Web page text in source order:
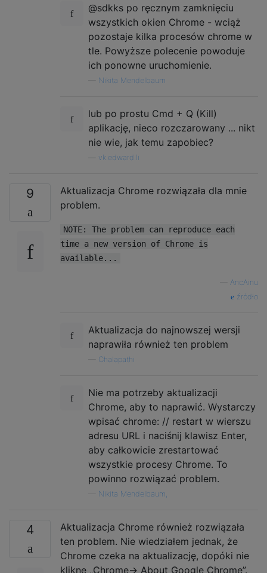
@sdkks po ręcznym zamknięciu
wszystkich okien Chrome - wciąż
pozostaje kilka procesów chrome w
tle. Powyższe polecenie powoduje
ich ponowne uruchomienie.
Nikita Mendelbaum
lub po prostu Cmd + Q (Kill)
aplikację, nieco rozczarowany ... nikt
nie wie, jak temu zapobiec?
vk.edward.li
9
Aktualizacja Chrome rozwiązała dla mnie
problem.
NOTE: The problem can reproduce each
time a new version of Chrome is
available...
AncAinu
źródło
Aktualizacja do najnowszej wersji
naprawiła również ten problem
Chalapathi
Nie ma potrzeby aktualizacji
Chrome, aby to naprawić. Wystarczy
wpisać chrome: // restart w wierszu
adresu URL i naciśnij klawisz Enter,
aby całkowicie zrestartować
wszystkie procesy Chrome. To
powinno rozwiązać problem.
Nikita Mendelbaum,
4
Aktualizacja Chrome również rozwiązała
ten problem. Nie wiedziałem jednak, że
Chrome czeka na aktualizację, dopóki nie
kliknę „Chrome-> About Google Chrome”.